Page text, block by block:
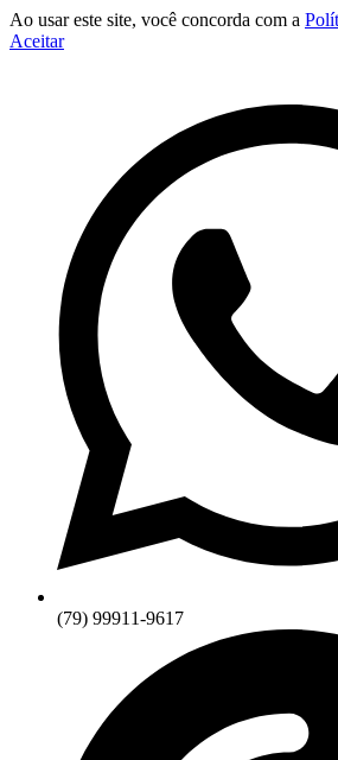
Ao usar este site, você concorda com a
Aceitar
(79) 99911-9617